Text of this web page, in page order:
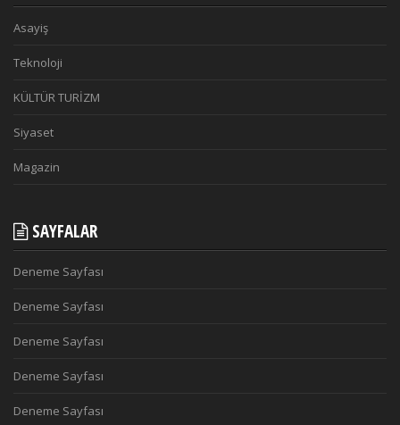
Asayiş
Teknoloji
KÜLTÜR TURİZM
Siyaset
Magazin
SAYFALAR
Deneme Sayfası
Deneme Sayfası
Deneme Sayfası
Deneme Sayfası
Deneme Sayfası